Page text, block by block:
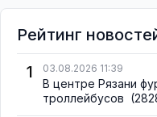
Рейтинг
1
03.08.2026 11:39
В центре Рязани
троллейбусов